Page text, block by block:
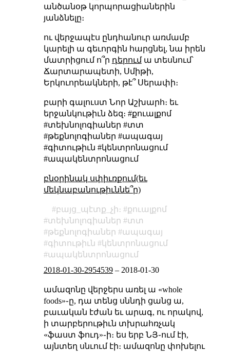
անծանօթ կորպորացիաներին
յանձնելը։
ու վերջապէս ընդհանուր առմամբ
կարելի ա գեւորգին հարցնել, նա իրեն
մատրիցում ո՞ր դերումա տեսնում՝
Ճարտարապետի, Սմիթի,
Երկուորեակների, թէ՞ Սերափի։
բարի գալուստ Նոր Աշխարհ։ եւ
երջանկութիւն ձեզ։ #քուալքոմ
#տեխնոլոգիաներ #տտ
#թեքնոլոգիաներ #ապագայ
#գիտութիւն #կենտրոնացում
#ապակենտրոնացում
բնօրինակ սփիւռքում(եւ
մեկնաբանութիւննե՞ր)
բայց_պէտք_չի։
քուալքոմ
տեխնոլոգիաներ
տտ
թեքնոլոգիաներ
ապագայ
գիտութիւն
կենտրոնացում
ապակենտրոնացում
2018-01-30-2954539– 2018-01-30
ամազոնը վերջերս առել ա «whole
foods»֊ը, դա տենց սննդի ցանց ա,
բաւական էժան եւ արագ, ու որակով,
ի տարբերութիւն տխրահռչակ
«ֆաստ ֆուդ»֊ի։ ես երբ ՆՅ֊ում էի,
այնտեղ սնւում էի։ ամազոնը փոխելու